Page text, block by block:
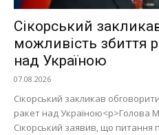
Сікорський
можливість збиття
над Україною
07.08.2026
Сікорський закликав
ракет над Україною<p>Голова
Сікорський заявив, що питання